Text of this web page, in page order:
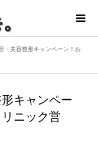
・美容整形キャンペーン！お
キャンペー
ニック営